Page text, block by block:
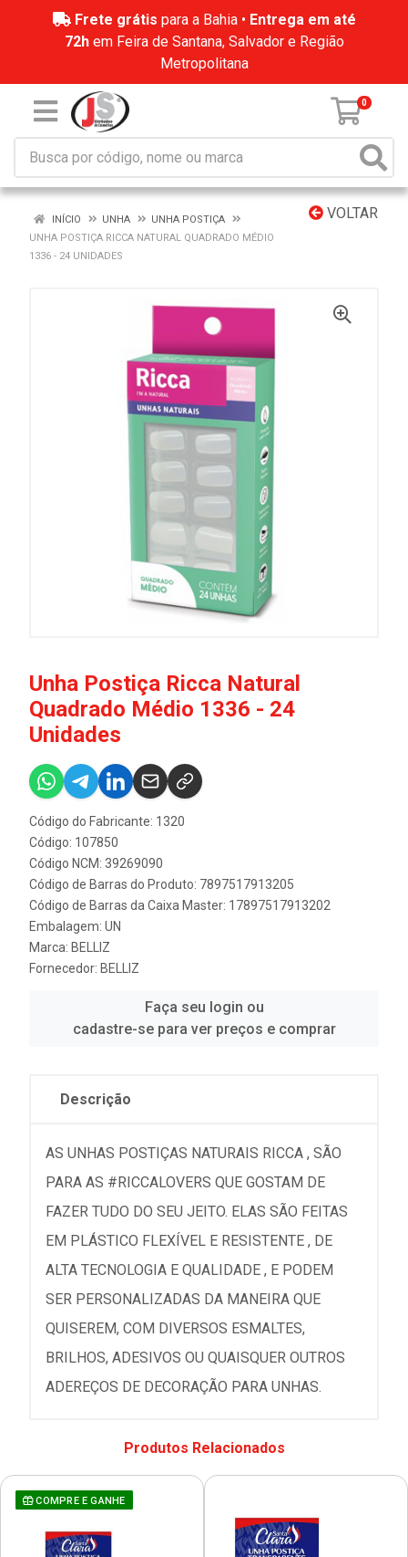
Frete grátis para a Bahia • Entrega em até
72hem Feira de Santana, Salvador e Região
Metropolitana
0
VOLTAR
INÍCIO UNHA
UNHA POSTIÇA
UNHA POSTIÇA RICCA NATURAL QUADRADO MÉDIO
1336 - 24 UNIDADES
Unha Postiça Ricca Natural
Quadrado Médio 1336 - 24
Unidades
Código do Fabricante: 1320
Código: 107850
Código NCM: 39269090
Código de Barras do Produto: 7897517913205
Código de Barras da Caixa Master: 17897517913202
Embalagem: UN
Marca: BELLIZ
Fornecedor: BELLIZ
Faça seu login ou
cadastre-se para ver preços e comprar
Descrição
AS UNHAS POSTIÇAS NATURAIS RICCA , SÃO
PARA AS #RICCALOVERS QUE GOSTAM DE
FAZER TUDO DO SEU JEITO. ELAS SÃO FEITAS
EM PLÁSTICO FLEXÍVEL E RESISTENTE , DE
ALTA TECNOLOGIA E QUALIDADE , E PODEM
SER PERSONALIZADAS DA MANEIRA QUE
QUISEREM, COM DIVERSOS ESMALTES,
BRILHOS, ADESIVOS OU QUAISQUER OUTROS
ADEREÇOS DE DECORAÇÃO PARA UNHAS.
Produtos Relacionados
COMPRE E GANHE